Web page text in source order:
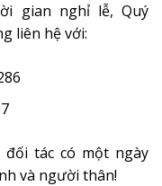
gian nghỉ lễ, Quý
liên hệ với:
đối tác có một ngày
và người thân!